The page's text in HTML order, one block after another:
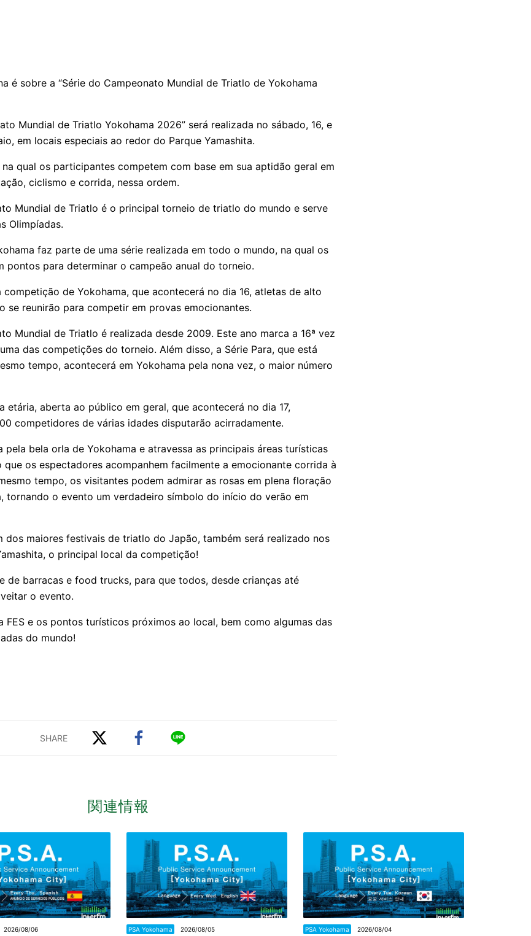
é sobre a “Série do Campeonato Mundial de Triatlo de Yokohama
Mundial de Triatlo Yokohama 2026” será realizada no sábado, 16, e
em locais especiais ao redor do Parque Yamashita.
qual os participantes competem com base em sua aptidão geral em
ciclismo e corrida, nessa ordem.
Mundial de Triatlo é o principal torneio de triatlo do mundo e serve
Olimpíadas.
faz parte de uma série realizada em todo o mundo, na qual os
pontos para determinar o campeão anual do torneio.
de Yokohama, que acontecerá no dia 16, atletas de alto
se reunirão para competir em provas emocionantes.
Mundial de Triatlo é realizada desde 2009. Este ano marca a 16ª vez
das competições do torneio. Além disso, a Série Para, que está
tempo, acontecerá em Yokohama pela nona vez, o maior número
etária, aberta ao público em geral, que acontecerá no dia 17,
competidores de várias idades disputarão acirradamente.
pela bela orla de Yokohama e atravessa as principais áreas turísticas
os espectadores acompanhem facilmente a emocionante corrida à
tempo, os visitantes podem admirar as rosas em plena floração
tornando o evento um verdadeiro símbolo do início do verão em
dos maiores festivais de triatlo do Japão, também será realizado nos
o principal local da competição!
de barracas e food trucks, para que todos, desde crianças até
o evento.
FES e os pontos turísticos próximos ao local, bem como algumas das
do mundo!
関連情報
2026/08/06 PSA Yokohama 2026/08/05 PSA Yokohama 2026/08/04